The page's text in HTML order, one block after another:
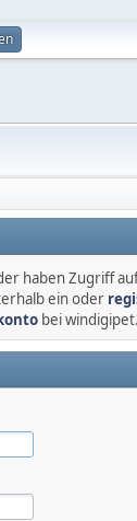
haben Zugriff
ein oder
bei